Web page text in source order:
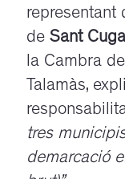
representant
de Sant
la Cambra
Talamàs,
tres
demarcació